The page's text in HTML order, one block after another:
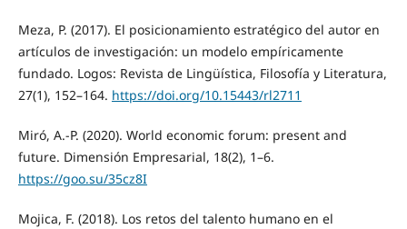
Meza, P. (2017). El posicionamiento estratégico del autor en
artículos de investigación: un modelo empíricamente
fundado. Logos: Revista de Lingüística, Filosofía y Literatura,
27(1), 152–164. https://doi.org/10.15443/rl2711
Miró, A.-P. (2020). World economic forum: present and
future. Dimensión Empresarial, 18(2), 1–6.
https://goo.su/35cz8I
Mojica, F. (2018). Los retos del talento humano en el